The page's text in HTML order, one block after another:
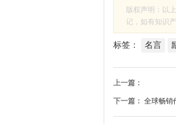
版权声明：以
记，如有知识
标签： 名言
上一篇：
下一篇： 全球畅销